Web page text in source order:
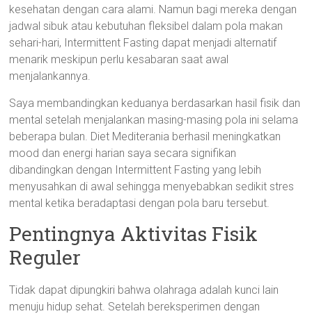
kesehatan dengan cara alami. Namun bagi mereka dengan
jadwal sibuk atau kebutuhan fleksibel dalam pola makan
sehari-hari, Intermittent Fasting dapat menjadi alternatif
menarik meskipun perlu kesabaran saat awal
menjalankannya.
Saya membandingkan keduanya berdasarkan hasil fisik dan
mental setelah menjalankan masing-masing pola ini selama
beberapa bulan. Diet Mediterania berhasil meningkatkan
mood dan energi harian saya secara signifikan
dibandingkan dengan Intermittent Fasting yang lebih
menyusahkan di awal sehingga menyebabkan sedikit stres
mental ketika beradaptasi dengan pola baru tersebut.
Pentingnya Aktivitas Fisik
Reguler
Tidak dapat dipungkiri bahwa olahraga adalah kunci lain
menuju hidup sehat. Setelah bereksperimen dengan